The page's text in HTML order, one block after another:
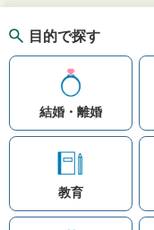
目的で探す
結婚・離婚
教育